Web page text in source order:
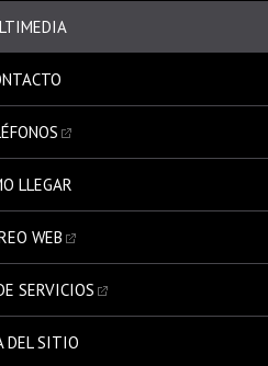
LLEGAR
WEB
SERVICIOS
DEL SITIO